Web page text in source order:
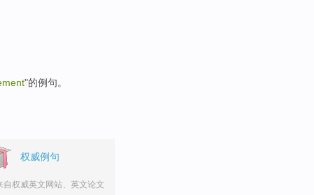
"的例句。
权威例句
自权威英文网站、英文论文